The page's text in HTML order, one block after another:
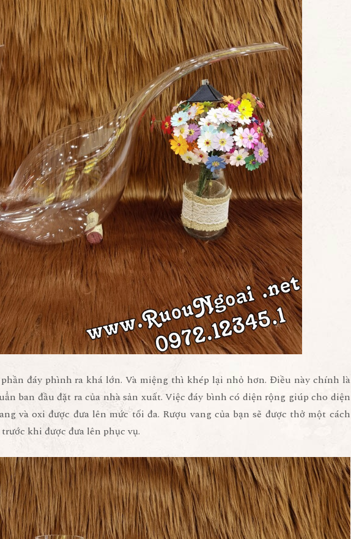
đáy phình ra khá lớn. Và miệng thì khép lại nhỏ hơn. Điều này chính là
ban đầu đặt ra của nhà sản xuất. Việc đáy bình có diện rộng giúp cho diện
và oxi được đưa lên mức tối đa. Rượu vang của bạn sẽ được thở một cách
khi được đưa lên phục vụ.